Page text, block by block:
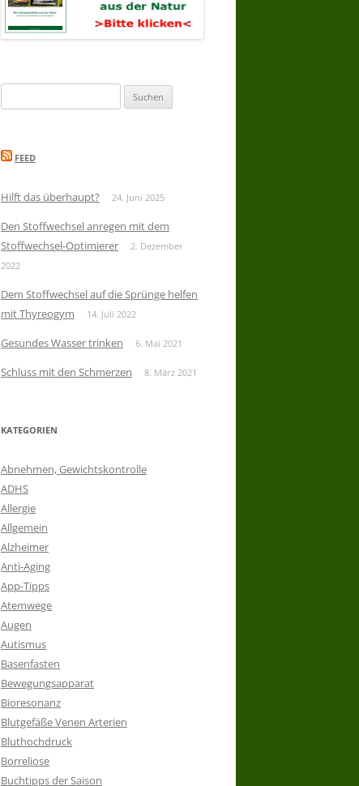
nach:
FEED
Hilft das überhaupt? 24. Juni 2025
Den Stoffwechsel anregen mit dem
Stoffwechsel-Optimierer
2. Dezember
2022
Dem Stoffwechsel auf die Sprünge helfen
mit Thyreogym
14. Juli 2022
Gesundes Wasser trinken 6. Mai 2021
Schluss mit den Schmerzen 8. März 2021
KATEGORIEN
Abnehmen, Gewichtskontrolle
ADHS
Allergie
Allgemein
Alzheimer
Anti-Aging
App-Tipps
Atemwege
Augen
Autismus
Basenfasten
Bewegungsapparat
Bioresonanz
Blutgefäße Venen Arterien
Bluthochdruck
Borreliose
Buchtipps der Saison